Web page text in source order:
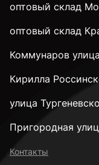
оптовый склад
оптовый склад
Коммунаров
Кирилла
улица
Пригородная
Контакты